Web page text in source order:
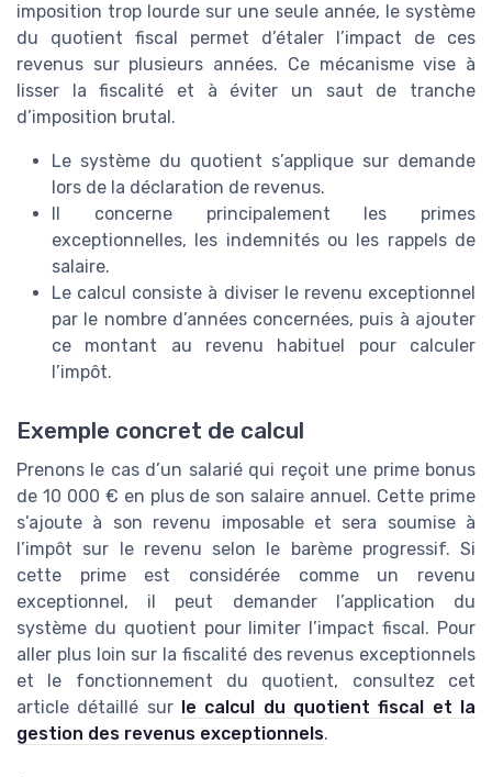
imposition trop lourde sur une seule année, le système
du quotient fiscal permet d’étaler l’impact de ces
revenus sur plusieurs années. Ce mécanisme vise à
lisser la fiscalité et à éviter un saut de tranche
d’imposition brutal.
Le système du quotient s’applique sur demande
lors de la déclaration de revenus.
Il concerne principalement les primes
exceptionnelles, les indemnités ou les rappels de
salaire.
Le calcul consiste à diviser le revenu exceptionnel
par le nombre d’années concernées, puis à ajouter
ce montant au revenu habituel pour calculer
l’impôt.
Exemple concret de calcul
Prenons le cas d’un salarié qui reçoit une prime bonus
de 10 000 € en plus de son salaire annuel. Cette prime
s’ajoute à son revenu imposable et sera soumise à
l’impôt sur le revenu selon le barème progressif. Si
cette prime est considérée comme un revenu
exceptionnel, il peut demander l’application du
système du quotient pour limiter l’impact fiscal. Pour
aller plus loin sur la fiscalité des revenus exceptionnels
et le fonctionnement du quotient, consultez cet
article détaillé sur
le calcul du quotient fiscal et la
gestion des revenus exceptionnels.